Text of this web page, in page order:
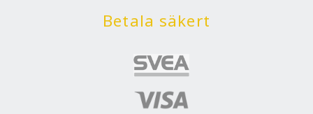
Betala säkert